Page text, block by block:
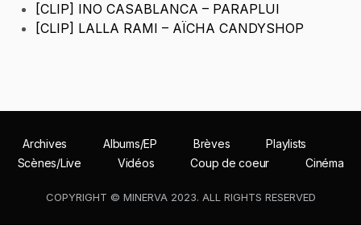
[CLIP] INO CASABLANCA – PARAPLUI
[CLIP] LALLA RAMI – AÏCHA CANDYSHOP
Archives Albums/EP Brèves
Playlists
Scènes/Live
Vidéos Coup de coeur Cinéma
COPYRIGHT © MINERVA 2023. ALL RIGHTS RESERVED